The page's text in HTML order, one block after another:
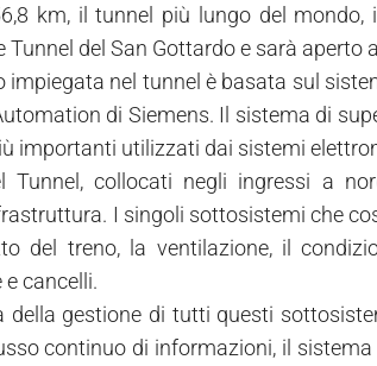
km, il tunnel più lungo del
Tunnel del San Gottardo e sarà
nel tunnel è basata sul
di Siemens. Il sistema di
importanti utilizzati dai sistemi
collocati negli ingressi a
I singoli sottosistemi che
del treno, la ventilazione, il
cancelli.
della gestione di tutti questi
continuo di informazioni, il